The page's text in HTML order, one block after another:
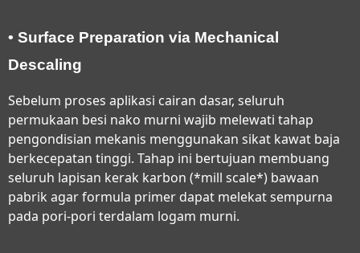
• Surface Preparation via Mechanical
Descaling
Sebelum proses aplikasi cairan dasar, seluruh
permukaan besi nako murni wajib melewati tahap
pengondisian mekanis menggunakan sikat kawat baja
berkecepatan tinggi. Tahap ini bertujuan membuang
seluruh lapisan kerak karbon (*mill scale*) bawaan
pabrik agar formula primer dapat melekat sempurna
pada pori-pori terdalam logam murni.